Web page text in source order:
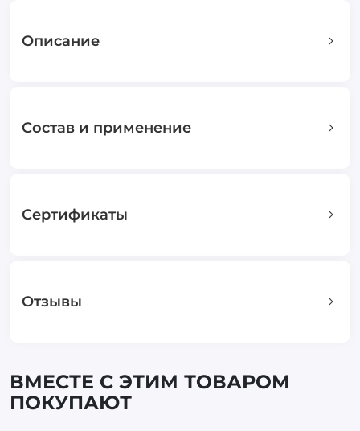
Описание
Состав и применение
Сертификаты
Отзывы
ВМЕСТЕ С ЭТИМ ТОВАРОМ
ПОКУПАЮТ